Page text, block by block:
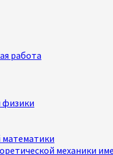
работа
физики
механики